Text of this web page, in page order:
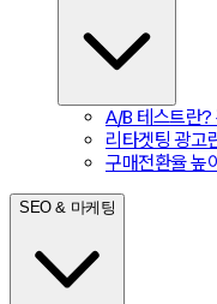
A/B 테스트란?
리타겟팅 광고
구매전환율 높
SEO & 마케팅